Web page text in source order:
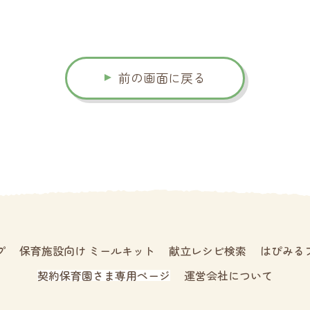
前の画面に戻る
保育施設向け ミールキット 献立レシピ検索
はぴみる
契約保育園さま専用ページ
運営会社について